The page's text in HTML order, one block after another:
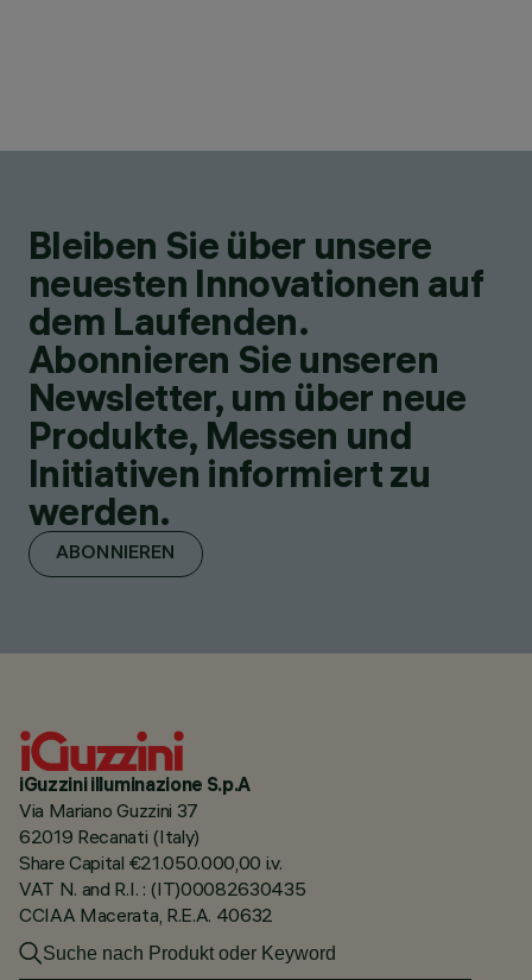
Bleiben Sie über unsere
neuesten Innovationen auf
dem Laufenden.
Abonnieren Sie unseren
Newsletter, um über neue
Produkte, Messen und
Initiativen informiert zu
werden.
ABONNIEREN
iGuzzini illuminazione S.p.A
Via Mariano Guzzini 37
62019 Recanati (Italy)
Share Capital €21.050.000,00 i.v.
VAT N. and R.I. : (IT)00082630435
CCIAA Macerata, R.E.A. 40632